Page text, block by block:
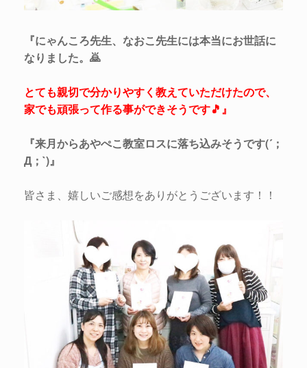
『にゃんころ先生、なおこ先生には本当にお世話に
なりました。🙇
とても親切で分かりやすく教えていただけたので、
家でも頑張って作る事ができそうです🎵』
『来月からあやぺこ教室ロスに落ち込みそうです(´；
Д；`)』
皆さま、嬉しいご感想をありがとうございます！！